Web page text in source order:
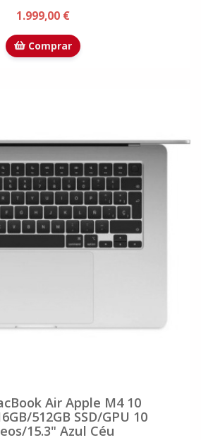
1.999,00 €
Comprar
Air Apple M4 10
512GB SSD/GPU 10
15.3" Azul Céu